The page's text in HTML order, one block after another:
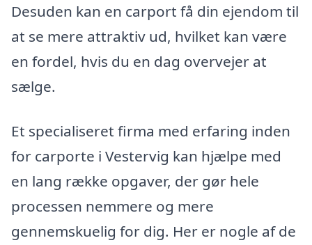
Desuden kan en carport få din ejendom til
at se mere attraktiv ud, hvilket kan være
en fordel, hvis du en dag overvejer at
sælge.
Et specialiseret firma med erfaring inden
for carporte i Vestervig kan hjælpe med
en lang række opgaver, der gør hele
processen nemmere og mere
gennemskuelig for dig. Her er nogle af de